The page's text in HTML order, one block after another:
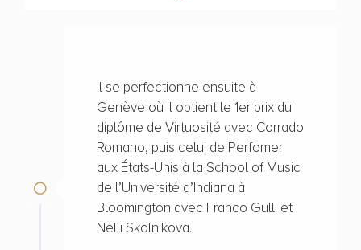
Il se perfectionne ensuite à
Genève où il obtient le 1er prix du
diplôme de Virtuosité avec Corrado
Romano, puis celui de Perfomer
aux États-Unis à la School of Music
de l’Université d’Indiana à
Bloomington avec Franco Gulli et
Nelli Skolnikova.